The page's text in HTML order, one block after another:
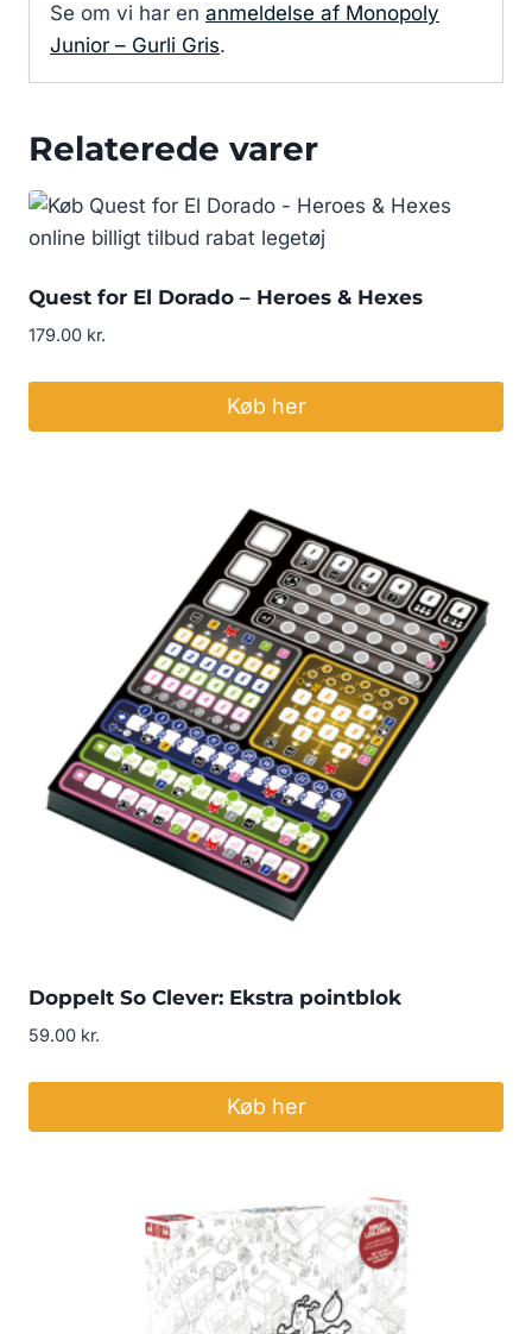
Se om vi har en anmeldelse af Monopoly
Junior – Gurli Gris.
Relaterede varer
Quest for El Dorado – Heroes & Hexes
179.00 kr.
Køb her
Doppelt So Clever: Ekstra pointblok
59.00 kr.
Køb her